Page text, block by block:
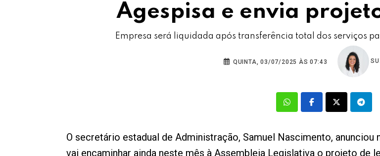
Agespisa e envia
Empresa será liquidada após transferência total dos serviços
QUINTA, 03/07/2025 ÀS 07:43
O secretário estadual de Administração, Samuel Nascimento,
vai encaminhar ainda neste mês à Assembleia Legislativa o projeto de